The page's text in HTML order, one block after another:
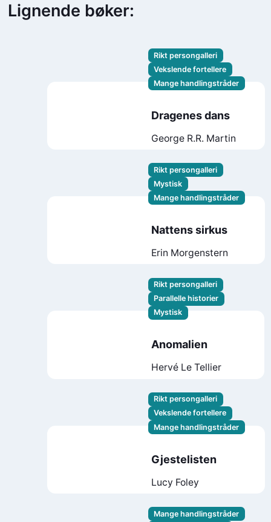
Lignende bøker:
Rikt persongalleri
Vekslende fortellere
Mange handlingstråder
Dragenes dans
George R.R. Martin
Rikt persongalleri
Mystisk
Mange handlingstråder
Nattens sirkus
Erin Morgenstern
Rikt persongalleri
Parallelle historier
Mystisk
Anomalien
Hervé Le Tellier
Rikt persongalleri
Vekslende fortellere
Mange handlingstråder
Gjestelisten
Lucy Foley
Mange handlingstråder